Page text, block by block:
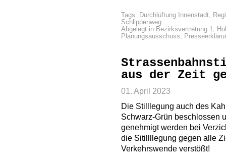
Tags: Durchlüftung Innenstadt,
Schlippenweg
Abgelegt in Bezirksvertretung 1,
Planungsausschuss,
aus der Zeit
01. April 2023
Die Stilllegung auch des
Schwarz-Grün beschlossen
genehmigt werden bei
die Sitillllegung gegen alle
Verkehrswende verstößt!